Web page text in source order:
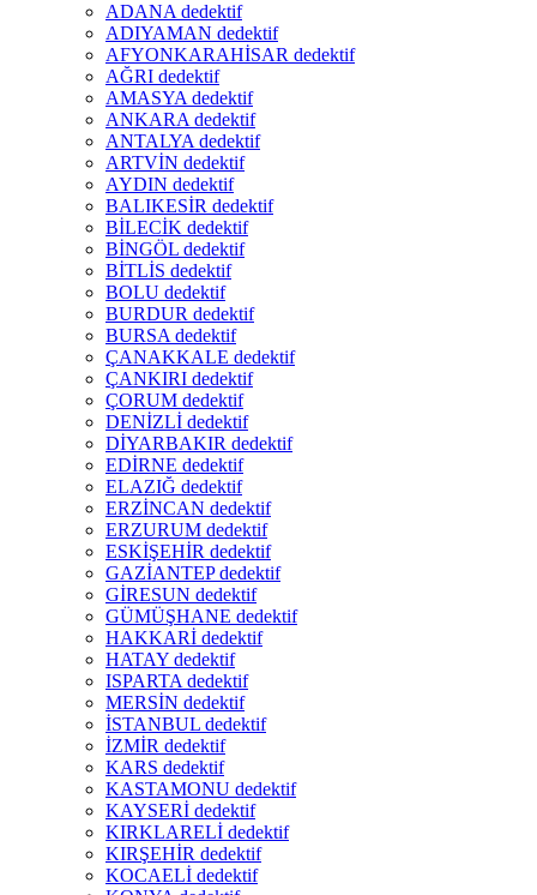
ADANA dedektif
ADIYAMAN dedektif
AFYONKARAHİSAR dedektif
AĞRI dedektif
AMASYA dedektif
ANKARA dedektif
ANTALYA dedektif
ARTVİN dedektif
AYDIN dedektif
BALIKESİR dedektif
BİLECİK dedektif
BİNGÖL dedektif
BİTLİS dedektif
BOLU dedektif
BURDUR dedektif
BURSA dedektif
ÇANAKKALE dedektif
ÇANKIRI dedektif
ÇORUM dedektif
DENİZLİ dedektif
DİYARBAKIR dedektif
EDİRNE dedektif
ELAZIĞ dedektif
ERZİNCAN dedektif
ERZURUM dedektif
ESKİŞEHİR dedektif
GAZİANTEP dedektif
GİRESUN dedektif
GÜMÜŞHANE dedektif
HAKKARİ dedektif
HATAY dedektif
ISPARTA dedektif
MERSİN dedektif
İSTANBUL dedektif
İZMİR dedektif
KARS dedektif
KASTAMONU dedektif
KAYSERİ dedektif
KIRKLARELİ dedektif
KIRŞEHİR dedektif
KOCAELİ dedektif